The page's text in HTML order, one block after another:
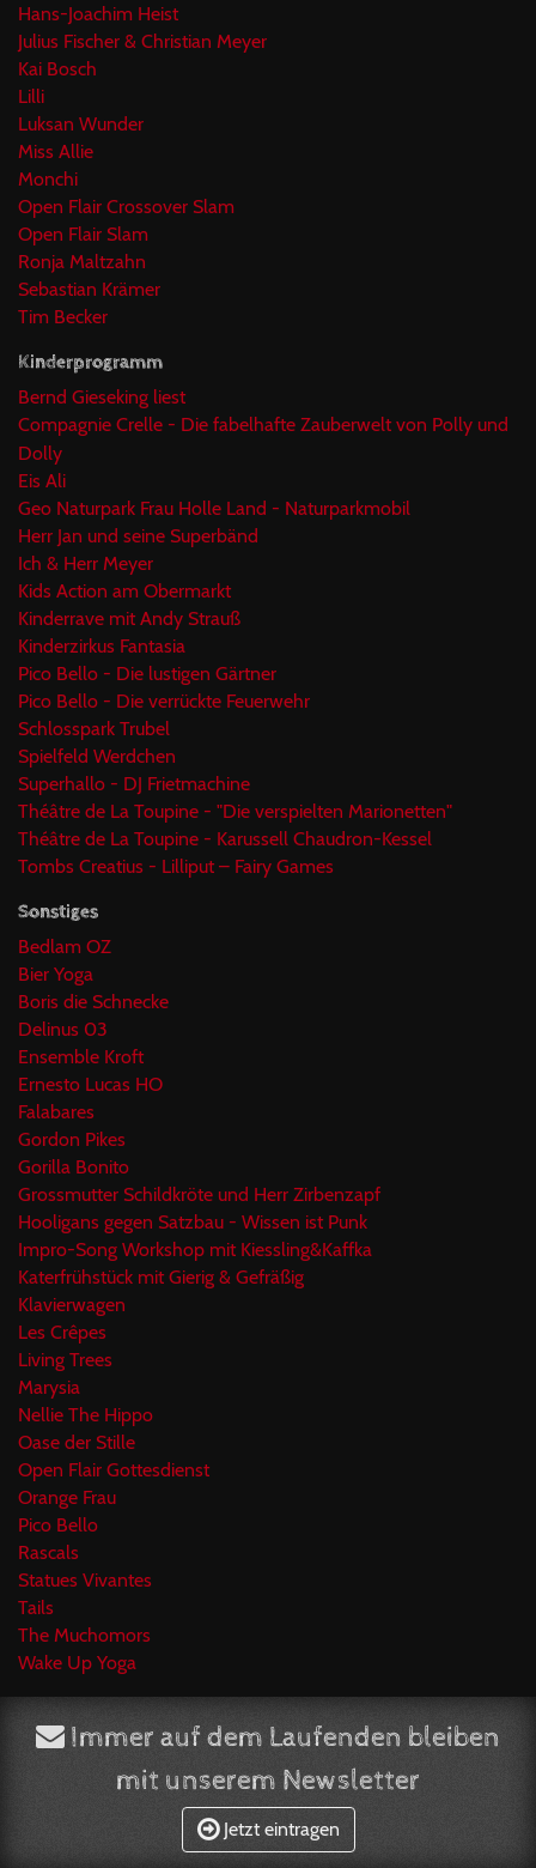
Hans-Joachim Heist
Julius Fischer & Christian Meyer
Kai Bosch
Lilli
Luksan Wunder
Miss Allie
Monchi
Open Flair Crossover Slam
Open Flair Slam
Ronja Maltzahn
Sebastian Krämer
Tim Becker
Kinderprogramm
Bernd Gieseking liest
Compagnie Crelle - Die fabelhafte Zauberwelt von Polly und
Dolly
Eis Ali
Geo Naturpark Frau Holle Land - Naturparkmobil
Herr Jan und seine Superbänd
Ich & Herr Meyer
Kids Action am Obermarkt
Kinderrave mit Andy Strauß
Kinderzirkus Fantasia
Pico Bello - Die lustigen Gärtner
Pico Bello - Die verrückte Feuerwehr
Schlosspark Trubel
Spielfeld Werdchen
Superhallo - DJ Frietmachine
Théâtre de La Toupine - "Die verspielten Marionetten"
Théâtre de La Toupine - Karussell Chaudron-Kessel
Tombs Creatius - Lilliput – Fairy Games
Sonstiges
Bedlam OZ
Bier Yoga
Boris die Schnecke
Delinus 03
Ensemble Kroft
Ernesto Lucas HO
Falabares
Gordon Pikes
Gorilla Bonito
Grossmutter Schildkröte und Herr Zirbenzapf
Hooligans gegen Satzbau - Wissen ist Punk
Impro-Song Workshop mit Kiessling&Kaffka
Katerfrühstück mit Gierig & Gefräßig
Klavierwagen
Les Crêpes
Living Trees
Marysia
Nellie The Hippo
Oase der Stille
Open Flair Gottesdienst
Orange Frau
Pico Bello
Rascals
Statues Vivantes
Tails
The Muchomors
Wake Up Yoga
Immer auf dem Laufenden bleiben
mit unserem Newsletter
Jetzt eintragen